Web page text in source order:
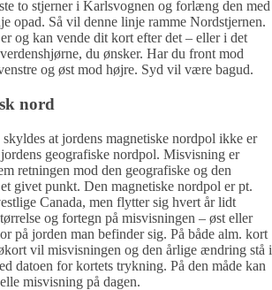
to stjerner i Karlsvognen og forlæng den med
opad. Så vil denne linje ramme Nordstjernen.
og kan vende dit kort efter det – eller i det
du ønsker. Har du front mod
og øst mod højre. Syd vil være bagud.
nord
at jordens magnetiske nordpol ikke er
geografiske nordpol. Misvisning er
retningen mod den geografiske og den
givet punkt. Den magnetiske nordpol er pt.
Canada, men flytter sig hvert år lidt
og fortegn på misvisningen – øst eller
på jorden man befinder sig. På både alm. kort
vil misvisningen og den årlige ændring stå i
datoen for kortets trykning. På den måde kan
misvisning på dagen.